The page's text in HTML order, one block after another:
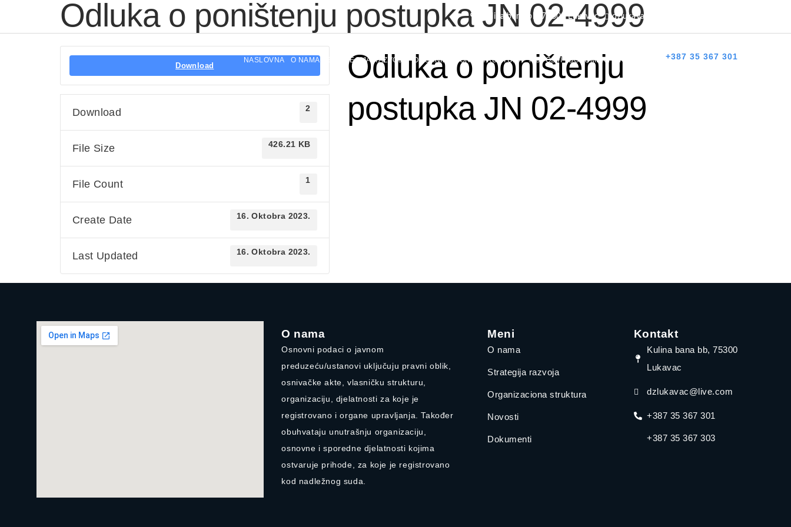
Kulina bana bb, 75300 Lukavac dzlukavac@live.com
NASLOVNA O NAMA STRATEGIJA RAZVOJA ORGANIZACIONA STRUKTURA NOVOSTI DOKUMENTI KONTAKT +387 35 367 301
Odluka o poništenju postupka JN 02-4999
Download
Download 2
File Size 426.21 KB
File Count 1
Create Date 16. Oktobra 2023.
Last Updated 16. Oktobra 2023.
Odluka o poništenju
postupka JN 02-4999
O nama
Osnovni podaci o javnom
preduzeću/ustanovi uključuju pravni oblik,
osnivačke akte, vlasničku strukturu,
organizaciju, djelatnosti za koje je
registrovano i organe upravljanja. Također
obuhvataju unutrašnju organizaciju,
osnovne i sporedne djelatnosti kojima
ostvaruje prihode, za koje je registrovano
kod nadležnog suda.
Meni
O nama
Strategija razvoja
Organizaciona struktura
Novosti
Dokumenti
Kontakt
Kulina bana bb, 75300
Lukavac
dzlukavac@live.com
+387 35 367 301
+387 35 367 303